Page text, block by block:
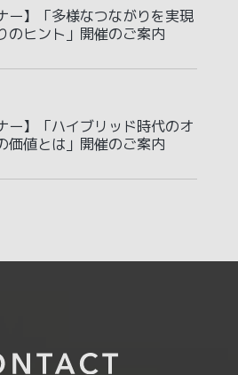
ー】「多様なつながりを実現
のヒント」開催のご案内
ー】「ハイブリッド時代のオ
価値とは」開催のご案内